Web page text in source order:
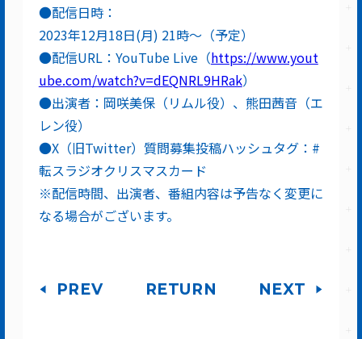
●配信日時：
2023年12月18日(月) 21時～（予定）
●配信URL：YouTube Live（https://www.yout
ube.com/watch?v=dEQNRL9HRak）
●出演者：岡咲美保（リムル役）、熊田茜音（エ
レン役）
●X（旧Twitter）質問募集投稿ハッシュタグ：#
転スラジオクリスマスカード
※配信時間、出演者、番組内容は予告なく変更に
なる場合がございます。
PREV RETURN NEXT